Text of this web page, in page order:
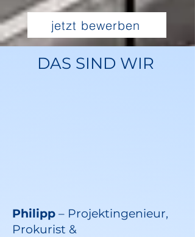
jetzt bewerben
DAS SIND WIR
Philipp – Projektingenieur,
Prokurist &